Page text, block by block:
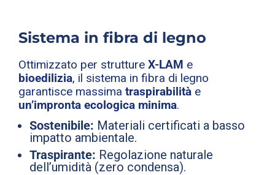
Sistema in fibra di legno
Ottimizzato per strutture X-LAM e
bioedilizia, il sistema in fibra di legno
garantisce massima traspirabilità e
un’impronta ecologica minima.
Sostenibile: Materiali certificati a basso
impatto ambientale.
Traspirante: Regolazione naturale
dell’umidità (zero condensa).